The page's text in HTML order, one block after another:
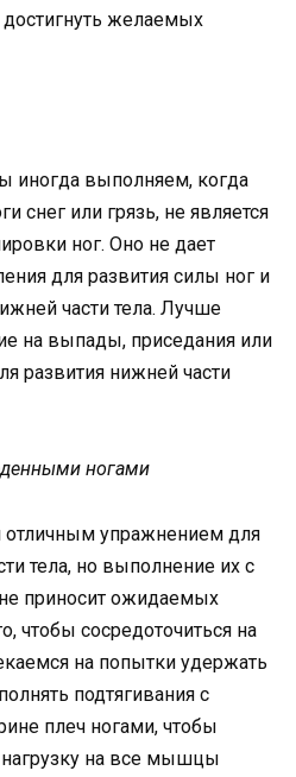
желаемых
иногда выполняем, когда
снег или грязь, не является
ног. Оно не дает
для развития силы ног и
части тела. Лучше
на выпады, приседания или
развития нижней части
ногами
отличным упражнением для
тела, но выполнение их с
приносит ожидаемых
чтобы сосредоточиться на
на попытки удержать
подтягивания с
плеч ногами, чтобы
на все мышцы